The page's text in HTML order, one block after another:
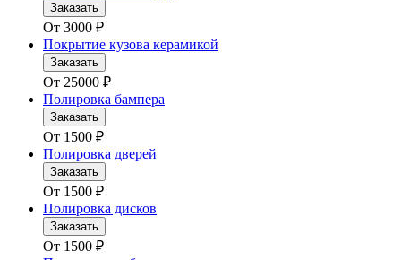
Заказать
От 3000 ₽
Покрытие кузова керамикой
Заказать
От 25000 ₽
Полировка бампера
Заказать
От 1500 ₽
Полировка дверей
Заказать
От 1500 ₽
Полировка дисков
Заказать
От 1500 ₽